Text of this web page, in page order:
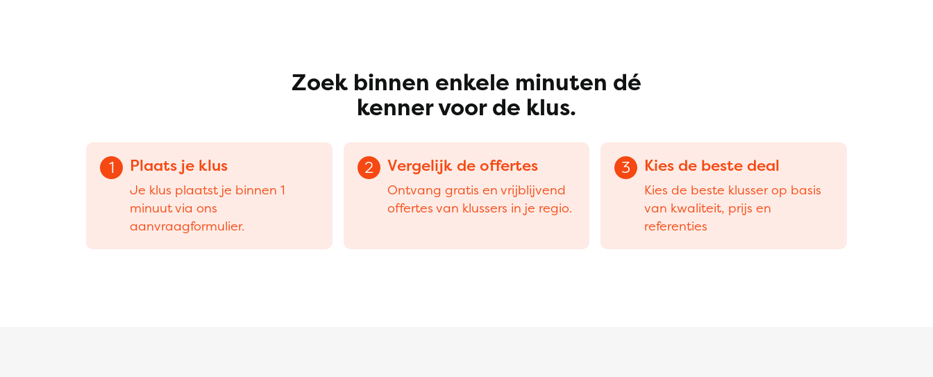
Zoek binnen enkele minuten dé
kenner voor de klus.
1 Plaats je klus
Je klus plaatst je binnen 1
minuut via ons
aanvraagformulier.
2 Vergelijk de offertes
Ontvang gratis en vrijblijvend
offertes van klussers in je regio.
3 Kies de beste deal
Kies de beste klusser op basis
van kwaliteit, prijs en
referenties